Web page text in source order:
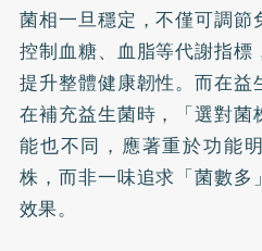
菌相一旦穩定，不僅可調
控制血糖、血脂等代謝指標
提升整體健康韌性。而在
在補充益生菌時，「選對
能也不同，應著重於功能
株，而非一味追求「菌數
效果。